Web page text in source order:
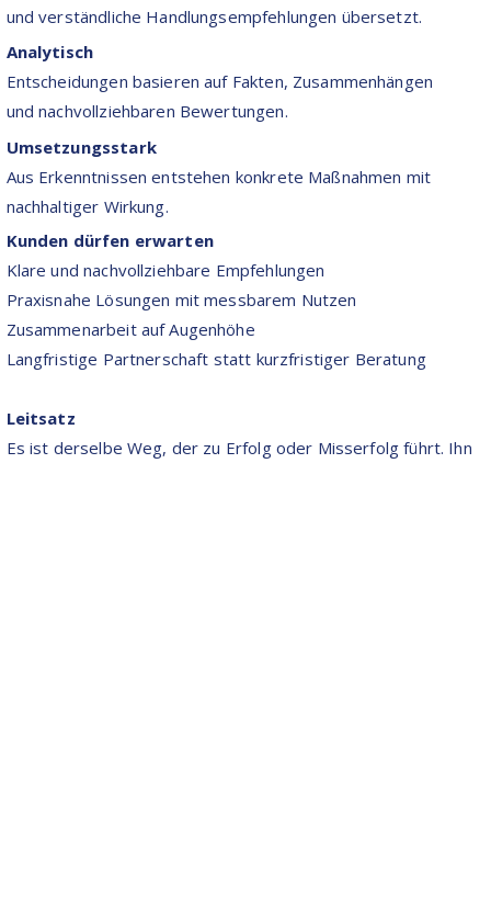
und verständliche Handlungsempfehlungen übersetzt.
Analytisch
Entscheidungen basieren auf Fakten, Zusammenhängen
und nachvollziehbaren Bewertungen.
Umsetzungsstark
Aus Erkenntnissen entstehen konkrete Maßnahmen mit
nachhaltiger Wirkung.
Kunden dürfen erwarten
Klare und nachvollziehbare Empfehlungen
Praxisnahe Lösungen mit messbarem Nutzen
Zusammenarbeit auf Augenhöhe
Langfristige Partnerschaft statt kurzfristiger Beratung
Leitsatz
Es ist derselbe Weg, der zu Erfolg oder Misserfolg führt. Ihn